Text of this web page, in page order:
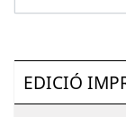
EDICIÓ